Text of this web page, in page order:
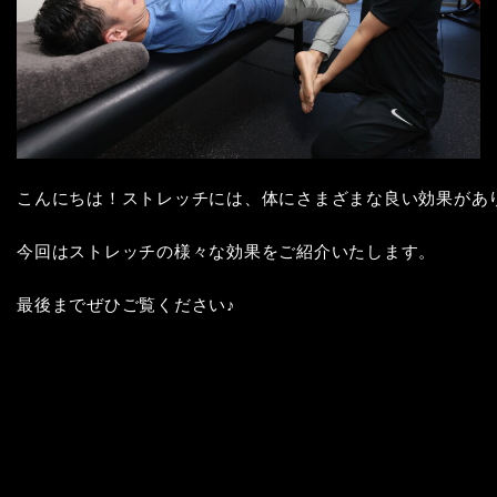
こんにちは！ストレッチには、体にさまざまな良い効果があ
今回はストレッチの様々な効果をご紹介いたします。
最後までぜひご覧ください♪